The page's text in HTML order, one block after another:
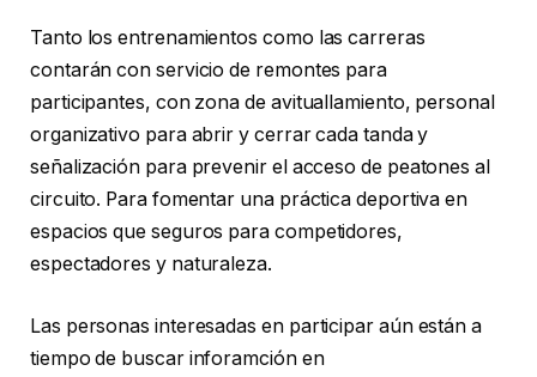
Tanto los entrenamientos como las carreras
contarán con servicio de remontes para
participantes, con zona de avituallamiento, personal
organizativo para abrir y cerrar cada tanda y
señalización para prevenir el acceso de peatones al
circuito. Para fomentar una práctica deportiva en
espacios que seguros para competidores,
espectadores y naturaleza.
Las personas interesadas en participar aún están a
tiempo de buscar inforamción en